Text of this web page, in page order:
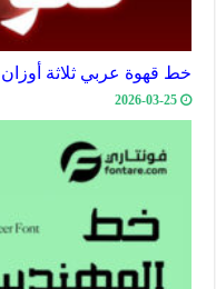
خط قهوة عربي ثلاثة أوزان
2026-03-25